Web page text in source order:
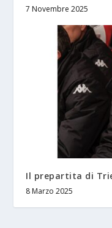
7 Novembre 2025
Il prepartita di
8 Marzo 2025